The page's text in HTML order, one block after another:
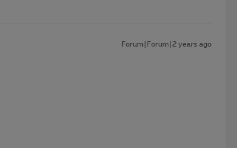
Forum|Forum|2 years ago